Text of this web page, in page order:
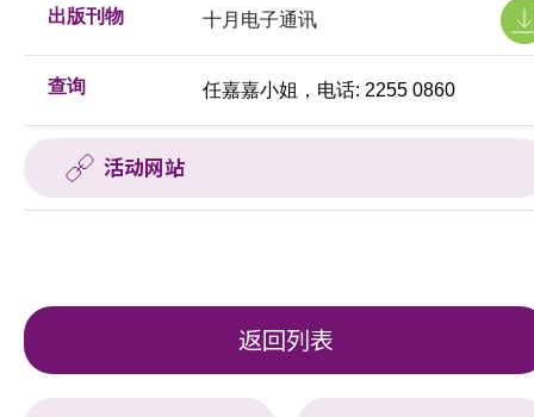
出版刊物 十月电子通讯
查询 任嘉嘉小姐，电话: 2255 0860
活动网站
返回列表